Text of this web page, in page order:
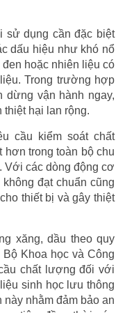
sử dụng cần đặc biệt
dấu hiệu như khó nổ
đen hoặc nhiên liệu có
Trong trường hợp
dừng vận hành ngay,
thiệt hại lan rộng.
cầu kiểm soát chất
trong toàn bộ chu
Với các dòng động cơ
đạt chuẩn cũng
thiết bị và gây thiệt
xăng, dầu theo quy
Khoa học và Công
chất lượng đối với
sinh học lưu thông
nhằm đảm bảo an